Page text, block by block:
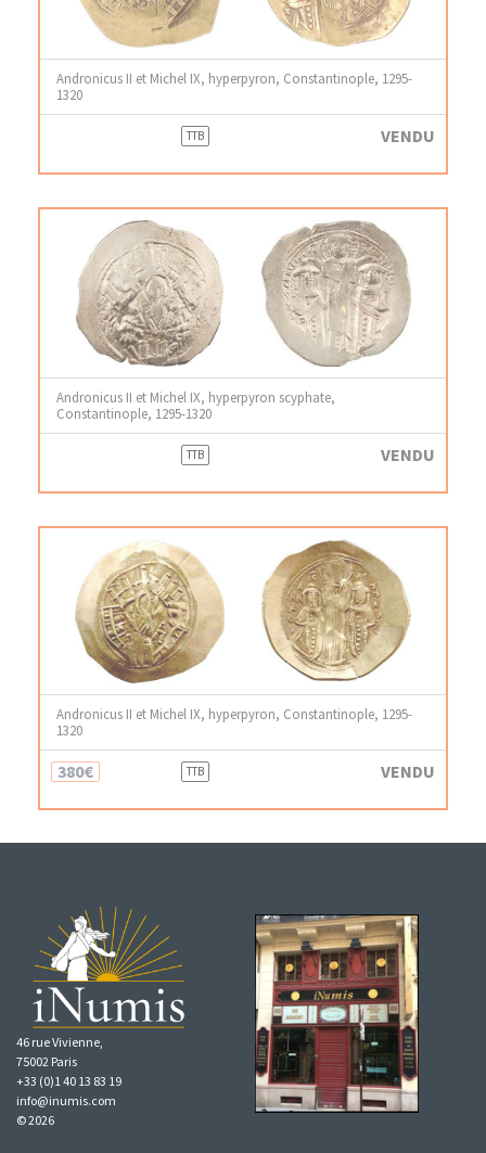
Andronicus II et Michel IX, hyperpyron, Constantinople, 1295-
1320
TTB VENDU
Andronicus II et Michel IX, hyperpyron scyphate,
Constantinople, 1295-1320
TTB VENDU
Andronicus II et Michel IX, hyperpyron, Constantinople, 1295-
1320
380€ TTB VENDU
46 rue Vivienne,
75002 Paris
+33 (0)1 40 13 83 19
info@inumis.com
© 2026